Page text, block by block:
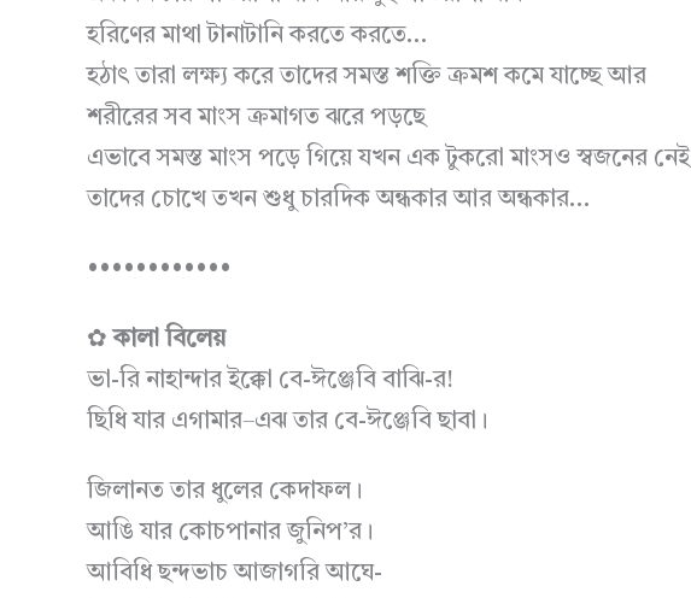
হরিণের মাথা টানাটানি করতে করতে…
হঠাৎ তারা লক্ষ্য করে তাদের সমস্ত শক্তি ক্রমশ কমে যাচ্ছে আর
শরীরের সব মাংস ক্রমাগত ঝরে পড়ছে
এভাবে সমস্ত মাংস পড়ে গিয়ে যখন এক টুকরো মাংসও স্বজনের নেই
তাদের চোখে তখন শুধু চারদিক অন্ধকার আর অন্ধকার…
••••••••••••
✿ কালা বিলেয়
ভা-রি নাহান্দার ইক্কো বে-ঈঞ্জেবি বাঝি-র!
ছিধি যার এগামার–এঝ তার বে-ঈঞ্জেবি ছাবা।
জিলানত তার ধুলের কেদাফল।
আঙি যার কোচপানার জুনিপ’র।
আবিধি ছন্দভাচ আজাগরি আঘে-